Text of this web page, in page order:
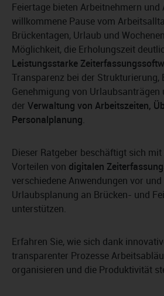
Feiertage bieten Arbeitnehmern und
willkommene Pause vom
Brückentagen, Urlaub und
Möglichkeit, die Erholungszeit
Leistungsstarke
Transparenz bei der Strukturierung,
Genehmigung von
der Verwaltung von Arbeitszeiten,
Personalplanung.
Dieser Ratgeber beschäftigt sich
Vorteilen von digitalen
verschiedene Anwendungen vor
Urlaubsplanung an Brücken- und
unterstützen.
Erfahren Sie, wie sich dank
transparenter Prozesse
organisieren und die Produktivität